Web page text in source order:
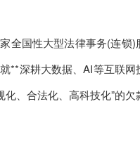
全国性大型法律事务(连锁
**深耕大数据、AI等互联
化、合法化、高科技化”的欠